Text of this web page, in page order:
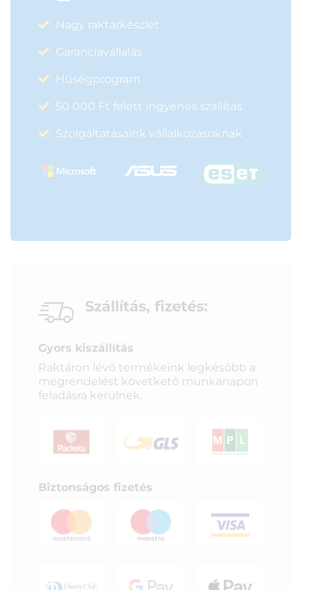
Nagy raktárkészlet
Garanciavállalás
Hűségprogram
50 000 Ft felett ingyenes szállítás
Szolgáltatásaink vállalkozásoknak
Szállítás, fizetés:
Gyors kiszállítás
Raktáron lévő termékeink legkésőbb a
megrendelést követkető munkanapon
feladásra kerülnek.
Biztonságos fizetés